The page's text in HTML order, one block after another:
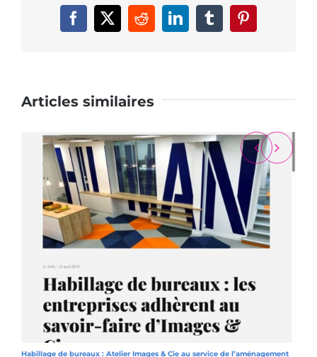
Facebook
X RedditLinkedInTumblrPinterest
Articles similaires
Habillage de bureaux : Atelier Images & Cie au service de l’aménagement